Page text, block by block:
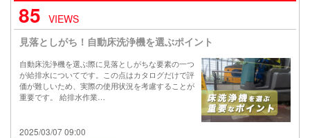
85 VIEWS
見落としがち！自動床洗浄機を選ぶポイント
自動床洗浄機を選ぶ際に見落としがちな要素の一つ
が給排水についてです。この点はカタログだけで評
価が難しいため、実際の使用状況を考慮することが
重要です。 給排水作業…
2025/03/07 09:00